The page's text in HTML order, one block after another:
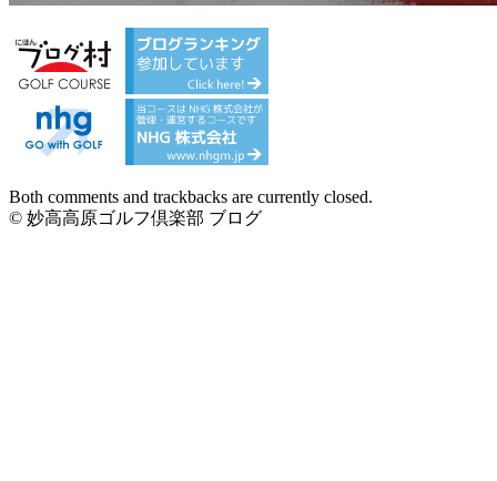
Both comments and trackbacks are currently closed.
© 妙高高原ゴルフ倶楽部 ブログ